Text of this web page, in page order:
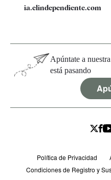
ia.elindependiente.com
Apúntate a
está pasando
Política de Privacidad
Condiciones de Registro y